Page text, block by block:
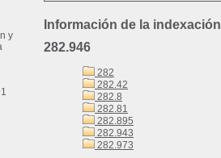
Información de la indexación
282.946
282
282.42
282.8
282.81
282.895
282.943
282.973
y